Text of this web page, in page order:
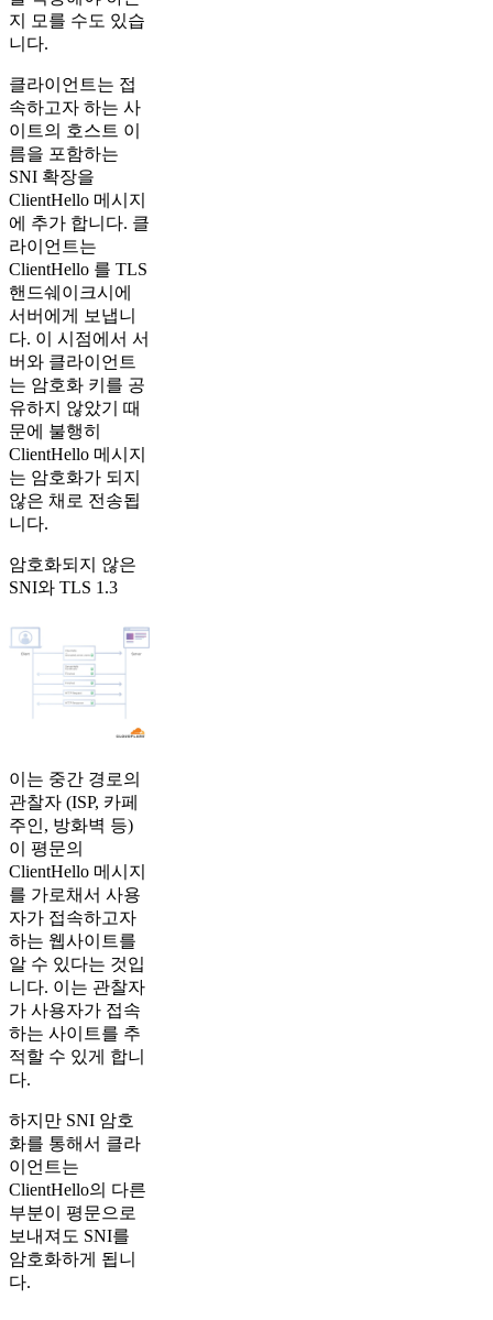
지 모를 수도 있습
니다.​
클라이언트는 접
속하고자 하는 사
이트의 호스트 이
름을 포함하는
SNI 확장을
ClientHello 메시지
에 추가 합니다. 클
라이언트는
ClientHello 를 TLS
핸드쉐이크시에
서버에게 보냅니
다. 이 시점에서 서
버와 클라이언트
는 암호화 키를 공
유하지 않았기 때
문에 불행히
ClientHello 메시지
는 암호화가 되지
않은 채로 전송됩
니다.
암호화되지 않은
SNI와 TLS 1.3​
이는 중간 경로의
관찰자 (ISP, 카페
주인, 방화벽 등)
이 평문의
ClientHello 메시지
를 가로채서 사용
자가 접속하고자
하는 웹사이트를
알 수 있다는 것입
니다. 이는 관찰자
가 사용자가 접속
하는 사이트를 추
적할 수 있게 합니
다.
하지만 SNI 암호
화를 통해서 클라
이언트는
ClientHello의 다른
부분이 평문으로
보내져도 SNI를
암호화하게 됩니
다.